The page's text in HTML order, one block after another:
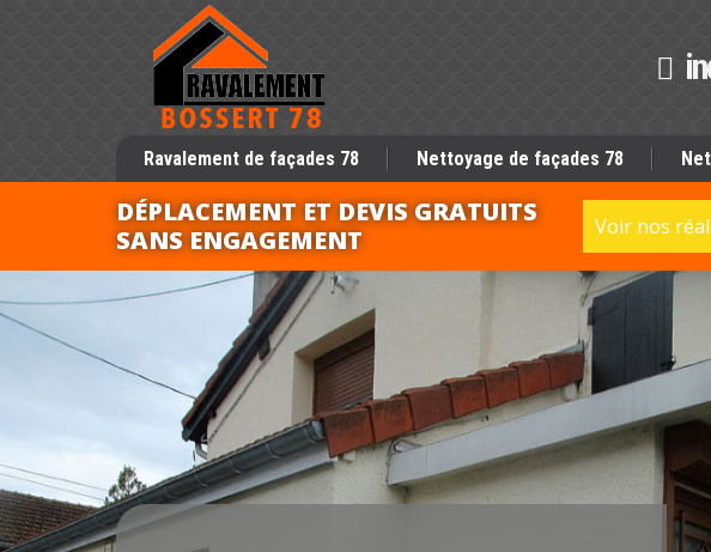
Ravalement de façades 78 Nettoyage de façades 78
DÉPLACEMENT ET DEVIS GRATUITS
SANS ENGAGEMENT
Voir nos